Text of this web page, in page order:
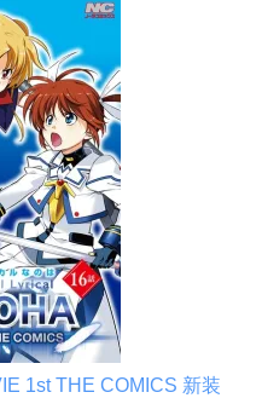
1st THE COMICS 新装